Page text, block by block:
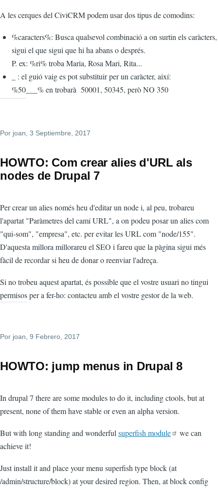
A les cerques del CiviCRM podem usar dos tipus de comodins:
%caracters%: Busca qualsevol combinació a on surtin els caràcters,
sigui el que sigui que hi ha abans o després.
P. ex: %ri% troba Maria, Rosa Mari, Rita...
_ : el guió vaig es pot substituir per un caràcter, així:
%50___% en trobarà 50001, 50345, però NO 350
Por joan , 3 Septiembre, 2017
HOWTO: Com crear alies d'URL als
nodes de Drupal 7
Per crear un alies només heu d'editar un node i, al peu, trobareu
l'apartat "Paràmetres del camí URL", a on podeu posar un alies com
"qui-som", "empresa", etc. per evitar les URL com "node/155".
D'aquesta millora millorareu el SEO i fareu que la pàgina sigui més
fàcil de recordar si heu de donar o reenviar l'adreça.
Si no trobeu aquest apartat, és possible que el vostre usuari no tingui
permisos per a fer-ho: contacteu amb el vostre gestor de la web.
Por joan , 9 Febrero, 2017
HOWTO: jump menus in Drupal 8
In drupal 7 there are some modules to do it, including ctools, but at
present, none of them have stable or even an alpha version.
But with long standing and wonderful superfish module
we can
achieve it!
Just install it and place your menu superfish type block (at
/admin/structure/block) at your desired region. Then, at block config